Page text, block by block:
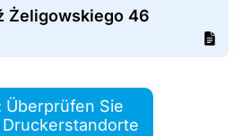
Żeligowskiego 46
Überprüfen Sie